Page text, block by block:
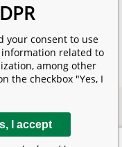
BINARGON.cz
your consent to use
related to
among other
the checkbox "Yes, I
I accept